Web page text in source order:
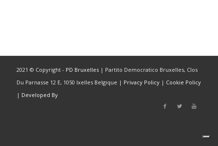
2021 © Copyright - PD Bruxelles| Partito Democratico Bruxelles, Clos
Du Parnasse 12 E, 1050 Ixelles Belgique | Privacy Policy| Cookie Policy
| Developed By